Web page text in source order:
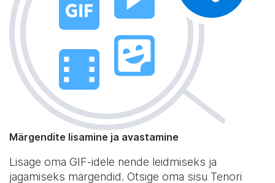
Märgendite lisamine ja avastamine
Lisage oma GIF-idele nende leidmiseks ja
jagamiseks märgendid. Otsige oma sisu Tenori